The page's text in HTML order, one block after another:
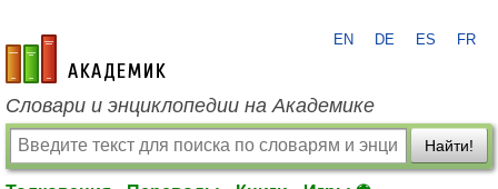
academic.ru
EN DE ES FR
Словари и энциклопедии на Академике
Найти!